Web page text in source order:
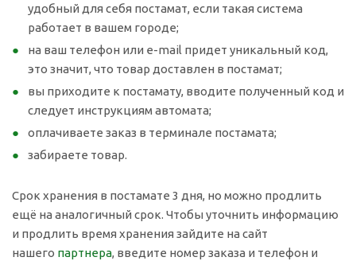
удобный для себя постамат, если такая система
работает в вашем городе;
на ваш телефон или e-mail придет уникальный код,
это значит, что товар доставлен в постамат;
вы приходите к постамату, вводите полученный код и
следует инструкциям автомата;
оплачиваете заказ в терминале постамата;
забираете товар.
Срок хранения в постамате 3 дня, но можно продлить
ещё на аналогичный срок. Чтобы уточнить информацию
и продлить время хранения зайдите на сайт
нашего партнера, введите номер заказа и телефон и